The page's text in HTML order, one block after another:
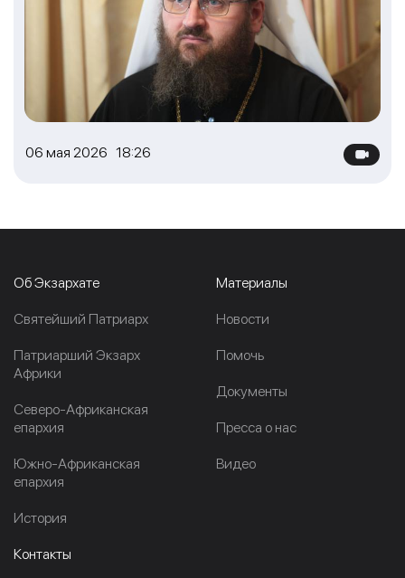
06 мая 2026 18:26
Об Экзархате
Cвятейший Патриарх
Патриарший Экзарх
Африки
Северо-Африканская
епархия
Южно-Африканская
епархия
История
Материалы
Новости
Помочь
Документы
Пресса о нас
Видео
Контакты